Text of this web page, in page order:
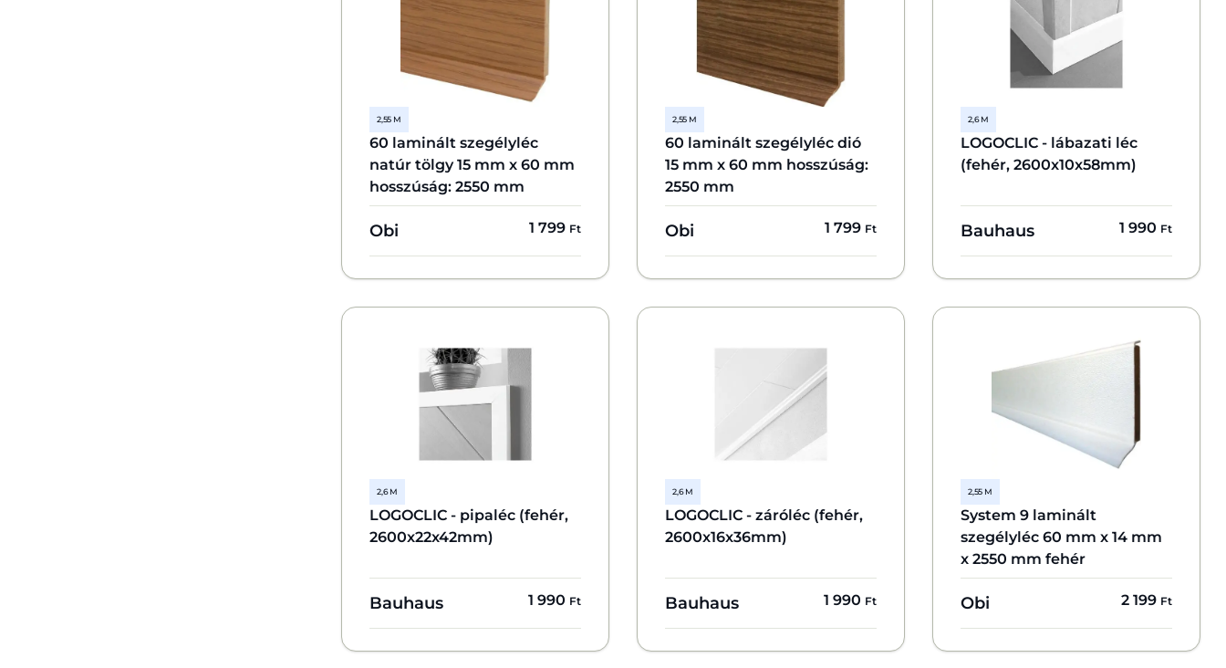
2,55 M
60 laminált szegélyléc
natúr tölgy 15 mm x 60 mm
hosszúság: 2550 mm
Obi 1 799 Ft
2,55 M
60 laminált szegélyléc dió
15 mm x 60 mm hosszúság:
2550 mm
Obi 1 799 Ft
2,6 M
LOGOCLIC - lábazati léc
(fehér, 2600x10x58mm)
Bauhaus 1 990 Ft
2,6 M
LOGOCLIC - pipaléc (fehér,
2600x22x42mm)
Bauhaus 1 990 Ft
2,6 M
LOGOCLIC - záróléc (fehér,
2600x16x36mm)
Bauhaus 1 990 Ft
2,55 M
System 9 laminált
szegélyléc 60 mm x 14 mm
x 2550 mm fehér
Obi 2 199 Ft